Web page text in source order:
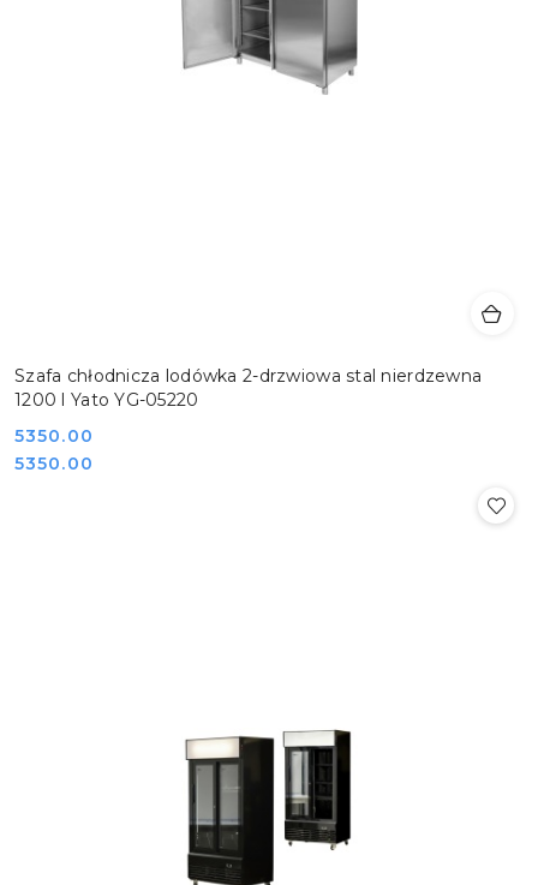
Szafa chłodnicza lodówka 2-drzwiowa stal nierdzewna
1200 l Yato YG-05220
Cena:
5350.00
Cena:
5350.00